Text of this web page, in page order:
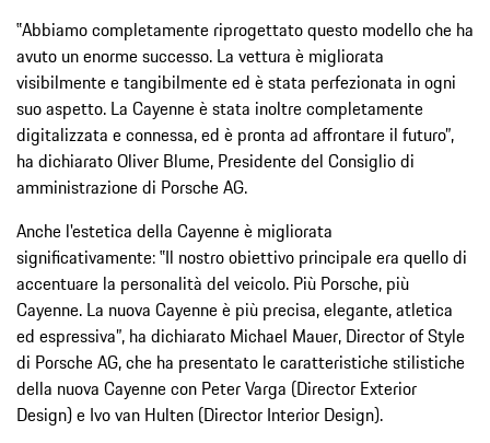
‟Abbiamo completamente riprogettato questo modello che ha
avuto un enorme successo. La vettura è migliorata
visibilmente e tangibilmente ed è stata perfezionata in ogni
suo aspetto. La Cayenne è stata inoltre completamente
digitalizzata e connessa, ed è pronta ad affrontare il futuro”,
ha dichiarato Oliver Blume, Presidente del Consiglio di
amministrazione di Porsche AG.
Anche l'estetica della Cayenne è migliorata
significativamente: ‟Il nostro obiettivo principale era quello di
accentuare la personalità del veicolo. Più Porsche, più
Cayenne. La nuova Cayenne è più precisa, elegante, atletica
ed espressiva”, ha dichiarato Michael Mauer, Director of Style
di Porsche AG, che ha presentato le caratteristiche stilistiche
della nuova Cayenne con Peter Varga (Director Exterior
Design) e Ivo van Hulten (Director Interior Design).